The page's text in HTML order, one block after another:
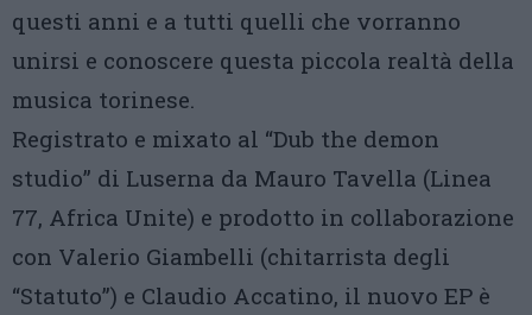
questi anni e a tutti quelli che vorranno
unirsi e conoscere questa piccola realtà della
musica torinese.
Registrato e mixato al “Dub the demon
studio” di Luserna da Mauro Tavella (Linea
77, Africa Unite) e prodotto in collaborazione
con Valerio Giambelli (chitarrista degli
“Statuto”) e Claudio Accatino, il nuovo EP è